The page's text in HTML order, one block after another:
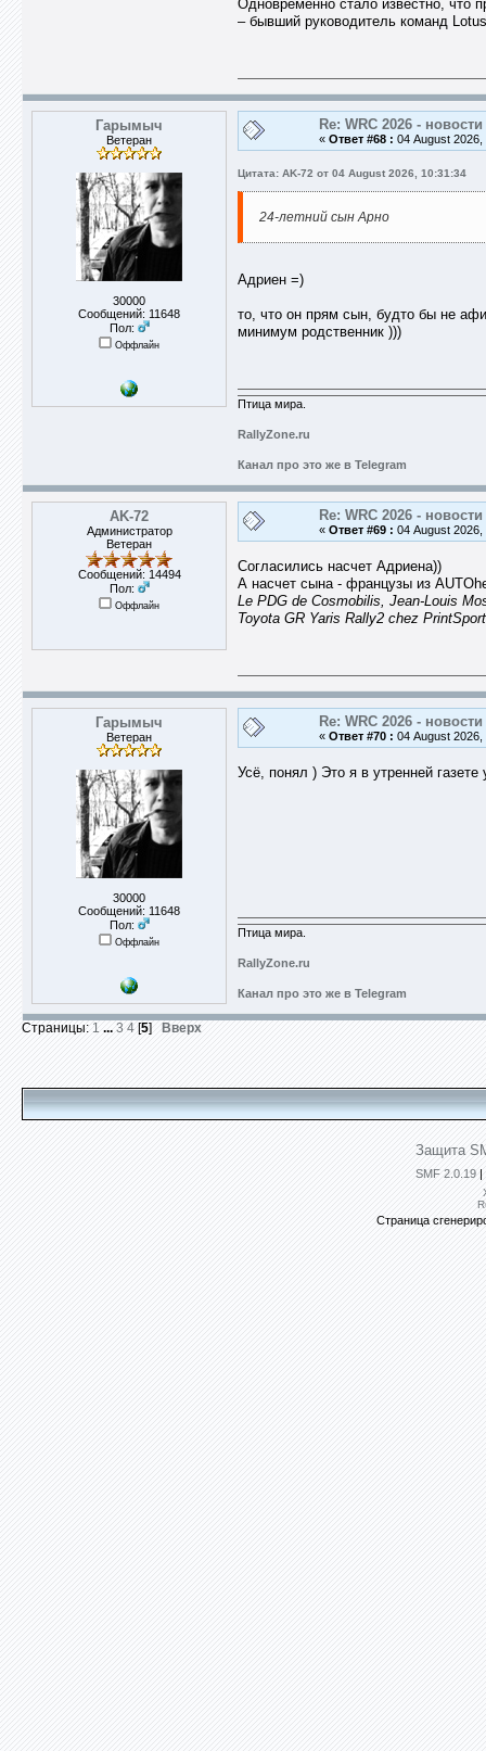
Одновременно стало известно, что
– бывший руководитель команд
Гарымыч
Ветеран
30000
Сообщений: 11648
Пол:
Оффлайн
Re: WRC 2026 -
« Ответ #68 : 04 August 2026,
Цитата: AK-72 от 04 August 2026, 10:31:34
24-летний сын Арно
Адриен =)
то, что он прям сын, будто бы не
минимум родственник )))
Птица мира.
RallyZone.ru
Канал про это же в Telegram
AK-72
Администратор
Ветеран
Сообщений: 14494
Пол:
Оффлайн
Re: WRC 2026 -
« Ответ #69 : 04 August 2026,
Согласились насчет Адриена))
А насчет сына - французы из
Le PDG de Cosmobilis, Jean-Louis
Toyota GR Yaris Rally2 chez PrintSport
Гарымыч
Ветеран
30000
Сообщений: 11648
Пол:
Оффлайн
Re: WRC 2026 -
« Ответ #70 : 04 August 2026,
Усё, понял ) Это я в утренней газете
Птица мира.
RallyZone.ru
Канал про это же в Telegram
Страницы: 1 ... 3 4 [5] Вверх
Защита
SMF 2.0.19 |
Страница